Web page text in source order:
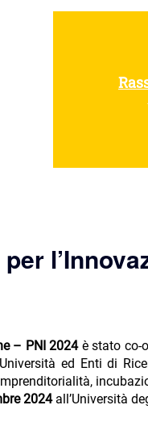
– PNI 2024è stato co-
ed Enti di
2024all’Università